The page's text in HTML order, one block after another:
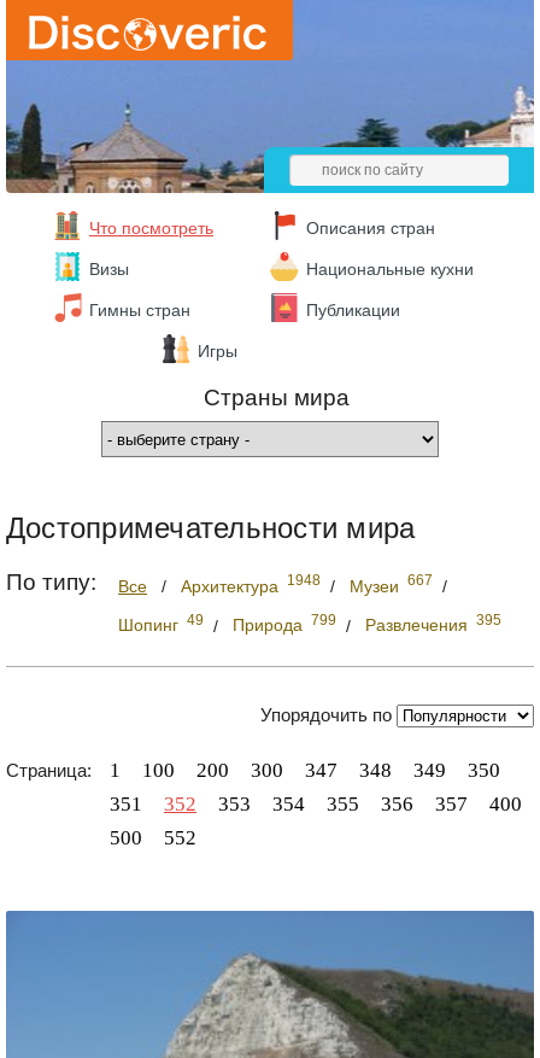
Что посмотреть Описания стран
Визы Национальные кухни
Гимны стран Публикации
Игры
Страны мира
Достопримечательности мира
По типу: Все / Архитектура 1948 / Музеи 667 /
Шопинг 49 / Природа 799 / Развлечения 395
Упорядочить по
Страница: 1 100 200 300 347 348 349
350
351
352 353 354 355 356 357
400
500
552